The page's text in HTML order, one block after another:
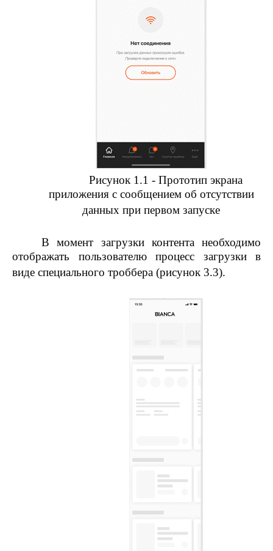
Рисунок 1.1 - Прототип экрана
приложения с сообщением об отсутствии
данных при первом запуске
В момент загрузки контента необходимо
отображать пользователю процесс загрузки в
виде специального троббера (рисунок 3.3).